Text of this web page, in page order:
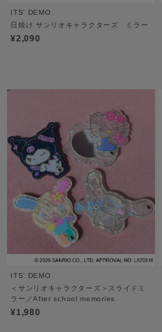
ITS' DEMO
日焼け サンリオキャラクターズ ミラー
¥2,090
ITS' DEMO
＜サンリオキャラクターズ＞スライドミ
ラー／After school memories
¥1,980